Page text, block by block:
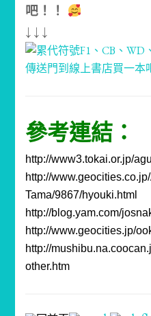
吧！！
↓ ↓ ↓
參考連結：
http://www3.tokai.or.jp/
http://
Tama/9867/hyouki.html
http://blog.yam.com/
http://www.geocities.jp/
http://
other.htm